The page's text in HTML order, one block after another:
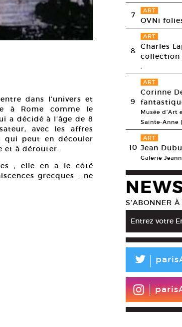
dans l’univers et
à Rome comme le
a décidé à l’âge de 8
avec les affres
qui peut en découler
et à dérouter.
; elle en a le côté
grecques : ne
7 ART
OVNi
8
ART
Charles
collection
,
9
ART
Corinne
Musée d’Art
Sainte-Anne
10
ART
Jean
Galerie
S’ABONNER
L